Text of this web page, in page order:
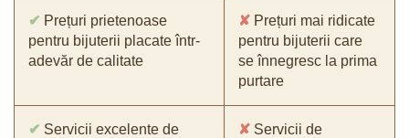
✔ Prețuri prietenoase
pentru bijuterii placate într-
adevăr de calitate
✘ Prețuri mai ridicate
pentru bijuterii care
se înnegresc la prima
purtare
✔ Servicii excelente de
✘ Servicii de